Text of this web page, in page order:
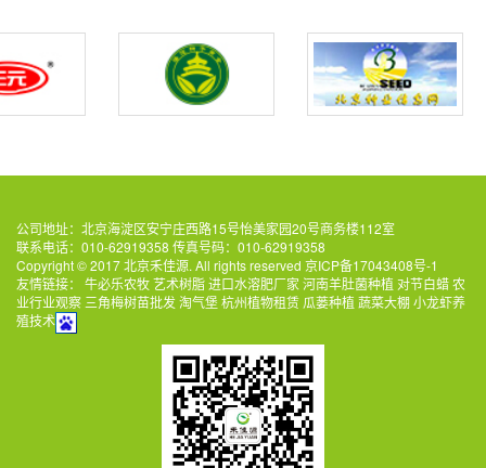
公司地址：北京海淀区安宁庄西路15号怡美家园20号商务楼112室
联系电话：010-62919358 传真号码：010-62919358
Copyright © 2017 北京禾佳源. All rights reserved 京ICP备17043408号-1
友情链接： 牛必乐农牧艺术树脂进口水溶肥厂家 河南羊肚菌种植 对节白蜡农
业行业观察 三角梅树苗批发淘气堡杭州植物租赁 瓜蒌种植 蔬菜大棚 小龙虾养
殖技术